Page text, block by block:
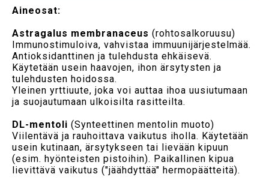
Aineosat:
Astragalus membranaceus (rohtosalkoruusu)
Immunostimuloiva, vahvistaa immuunijärjestelmää.
Antioksidanttinen ja tulehdusta ehkäisevä.
Käytetään usein haavojen, ihon ärsytysten ja
tulehdusten hoidossa.
Yleinen yrttiuute, joka voi auttaa ihoa uusiutumaan
ja suojautumaan ulkoisilta rasitteilta.
DL-mentoli (Synteettinen mentolin muoto)
Viilentävä ja rauhoittava vaikutus iholla. Käytetään
usein kutinaan, ärsytykseen tai lievään kipuun
(esim. hyönteisten pistoihin). Paikallinen kipua
lievittävä vaikutus ("jäähdyttää" hermopäätteitä).